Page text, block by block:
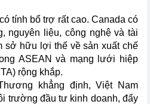
tính bổ trợ rất cao. Canada có
nguyên liệu, công nghệ và tài
sở hữu lợi thế về sản xuất chế
ASEAN và mạng lưới hiệp
rộng khắp.
khẳng định, Việt Nam
trường đầu tư kinh doanh, đẩy